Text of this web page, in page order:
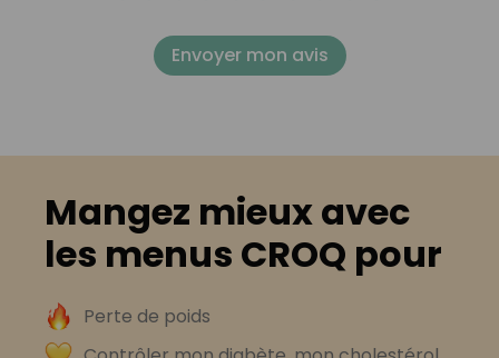
Envoyer mon avis
Mangez mieux avec
les menus CROQ pour
Perte de poids